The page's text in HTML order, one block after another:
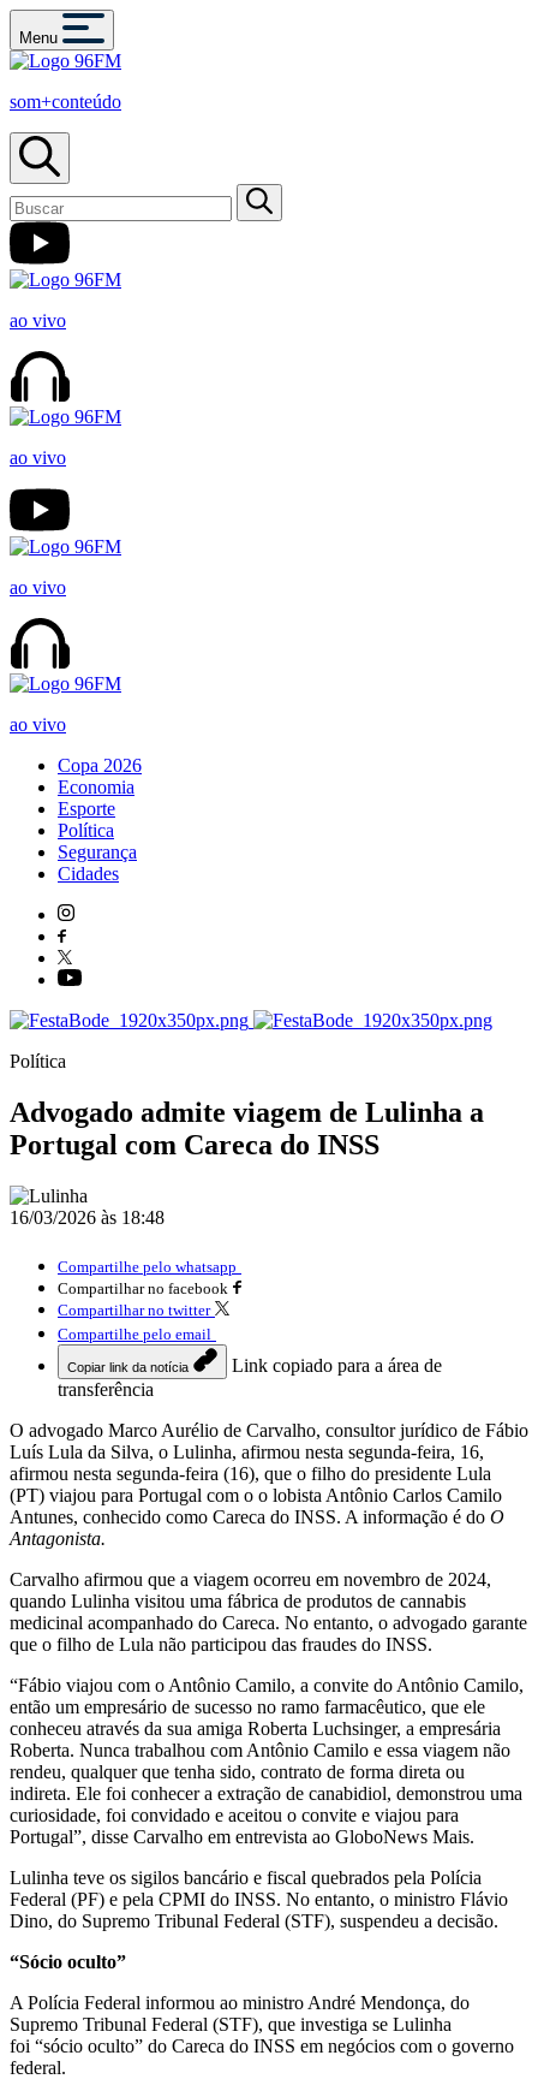
Menu
som+conteúdo
ao vivo
ao vivo
ao vivo
ao vivo
Copa 2026
Economia
Esporte
Política
Segurança
Cidades
Política
Advogado admite viagem de Lulinha a
Portugal com Careca do INSS
16/03/2026 às 18:48
Compartilhe pelo whatsapp
Compartilhar no facebook
Compartilhar no twitter
Compartilhe pelo email
Copiar link da notícia
Link copiado para a área de
transferência
O advogado Marco Aurélio de Carvalho, consultor jurídico de Fábio
Luís Lula da Silva, o Lulinha, afirmou nesta segunda-feira, 16,
afirmou nesta segunda-feira (16), que o filho do presidente Lula
(PT) viajou para Portugal com o o lobista Antônio Carlos Camilo
Antunes, conhecido como Careca do INSS. A informação é do O
Antagonista.
Carvalho afirmou que a viagem ocorreu em novembro de 2024,
quando Lulinha visitou uma fábrica de produtos de cannabis
medicinal acompanhado do Careca. No entanto, o advogado garante
que o filho de Lula não participou das fraudes do INSS.
“Fábio viajou com o Antônio Camilo, a convite do Antônio Camilo,
então um empresário de sucesso no ramo farmacêutico, que ele
conheceu através da sua amiga Roberta Luchsinger, a empresária
Roberta. Nunca trabalhou com Antônio Camilo e essa viagem não
rendeu, qualquer que tenha sido, contrato de forma direta ou
indireta. Ele foi conhecer a extração de canabidiol, demonstrou uma
curiosidade, foi convidado e aceitou o convite e viajou para
Portugal”, disse Carvalho em entrevista ao GloboNews Mais.
Lulinha teve os sigilos bancário e fiscal quebrados pela Polícia
Federal (PF) e pela CPMI do INSS. No entanto, o ministro Flávio
Dino, do Supremo Tribunal Federal (STF), suspendeu a decisão.
“Sócio oculto”
A Polícia Federal informou ao ministro André Mendonça, do
Supremo Tribunal Federal (STF), que investiga se Lulinha
foi “sócio oculto” do Careca do INSS em negócios com o governo
federal.